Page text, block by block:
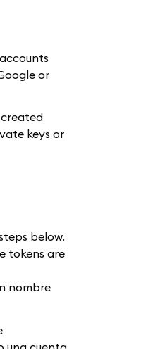
or
keys or
below.
tokens are
nombre